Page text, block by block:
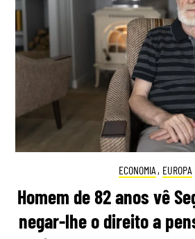
ECONOMIA , EUROPA
Homem de 82 anos vê
negar-lhe o direito a